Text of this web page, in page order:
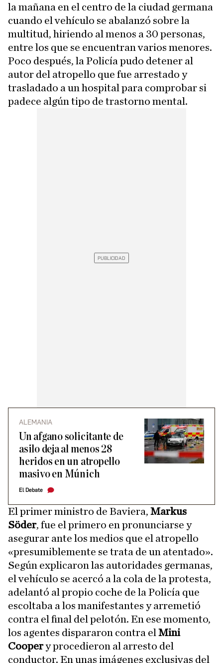
la mañana en el centro de la ciudad germana
cuando el vehículo se abalanzó sobre la
multitud, hiriendo al menos a 30 personas,
entre los que se encuentran varios menores.
Poco después, la Policía pudo detener al
autor del atropello que fue arrestado y
trasladado a un hospital para comprobar si
padece algún tipo de trastorno mental.
ALEMANIA
Un afgano solicitante de
asilo deja al menos 28
heridos en un atropello
masivo en Múnich
El Debate
El primer ministro de Baviera, Markus
Söder, fue el primero en pronunciarse y
asegurar ante los medios que el atropello
«presumiblemente se trata de un atentado».
Según explicaron las autoridades germanas,
el vehículo se acercó a la cola de la protesta,
adelantó al propio coche de la Policía que
escoltaba a los manifestantes y arremetió
contra el final del pelotón. En ese momento,
los agentes dispararon contra el Mini
Coopery procedieron al arresto del
conductor. En unas imágenes exclusivas del